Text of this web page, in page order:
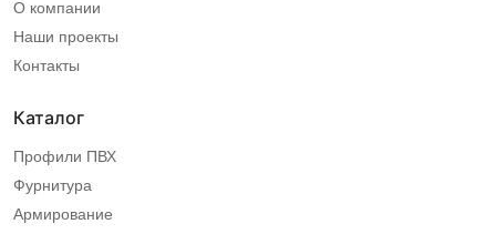
О компании
Наши проекты
Контакты
Каталог
Профили ПВХ
Фурнитура
Армирование